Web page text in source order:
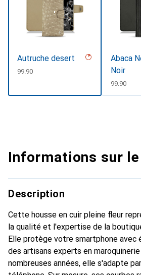
Autruche desert
CHF
99.90
Abaca
Noir
CHF
99.90
Informations sur
Description
Cette housse en cuir pleine fleur
la qualité et l'expertise de la
Elle protège votre smartphone avec
des artisans experts en
nombreuses années, elle s'adapte